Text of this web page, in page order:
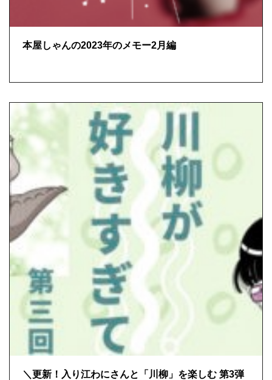
本屋しゃんの2023年のメモー2月編
＼更新！入り江わにさんと「川柳」を楽しむ 第3弾